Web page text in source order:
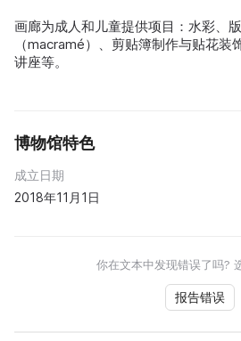
画廊为成人和儿童提供项目：水彩、
（macramé）、剪贴簿制作与贴花
讲座等。
博物馆特色
成立日期
2018年11月1日
你在文本中发现错误了吗?
报告错误